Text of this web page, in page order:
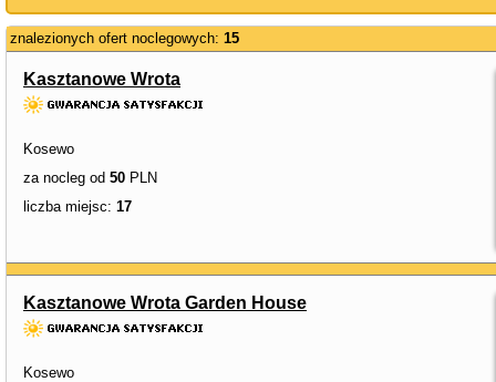
znalezionych ofert noclegowych: 15
Kasztanowe Wrota
Kosewo
za nocleg od 50 PLN
liczba miejsc: 17
Kasztanowe Wrota Garden House
Kosewo